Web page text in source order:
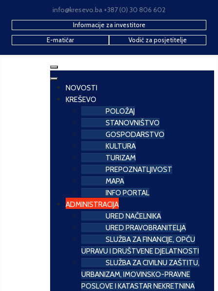
info@kresevo.ba +387 (0) 30 806 602
Informacije za investitore
E-matičar
Vodič za posjetitelje
NOVOSTI
KREŠEVO
POLOŽAJ
STANOVNIŠTVO
GOSPODARSTVO
KULTURA
TURIZAM
PREPOZNATLJIVOST
MAPA
INFO PORTAL
ADMINISTRACIJA
URED NAČELNIKA
URED PRAVOBRANITELJA
SLUŽBA ZA FINANCIJE, OPĆU
UPRAVU I DRUŠTVENE DJELATNOSTI
SLUŽBA ZA CIVILNU ZAŠTITU,
URBANIZAM, IMOVINSKO-PRAVNE
POSLOVE I KATASTAR NEKRETNINA